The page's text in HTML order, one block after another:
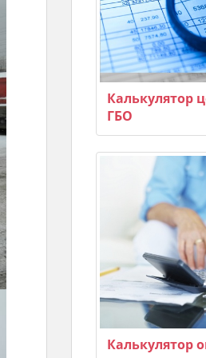
Калькулятор
ГБО
Калькулятор